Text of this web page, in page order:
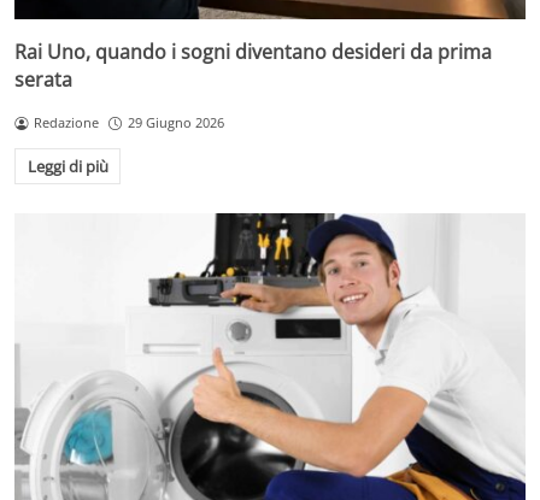
Rai Uno, quando i sogni diventano desideri da prima
serata
Redazione 29 Giugno 2026
Leggi di più